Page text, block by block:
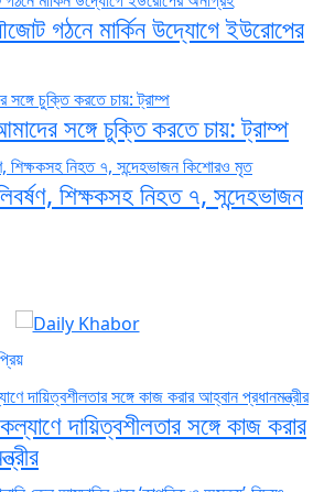
গঠনে মার্কিন উদ্যোগে ইউরোপের
সঙ্গে চুক্তি করতে চায়: ট্রাম্প
শিক্ষকসহ নিহত ৭, সন্দেহভাজন
দায়িত্বশীলতার সঙ্গে কাজ করার